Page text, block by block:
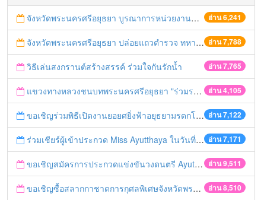
อ่าน 6,241
จังหวัดพระนครศรีอยุธยา บูรณาการหน่วยงานที่เกี่ยวข้อง ลงพื้นที่จัดระเบียบและดำเนินมาตรการตามบทลงโทษสูงสุดกับผู้ประกอบการร้านค้าที่ยังฝ่าฝืนตั้งร้านค้ารุกล้ำเขตพื้นที่ทางหลวง เตรียมความปลอดภัยก่อนเทศกาลสงกรานต์
อ่าน 7,788
จังหวัดพระนครศรีอยุธยา ปล่อยแถวตำรวจ ทหาร ฝ่ายปกครอง กว่า 100 นาย ตรวจเข้มท่ารถสาธารณะ สถานีขนส่งรถโดยสาร วินรถตู้ และสถานีรถไฟ เตรียมรับมือเทศกาลสงกรานต์
อ่าน 7,765
วิธีเล่นสงกรานต์สร้างสรรค์ ร่วมใจกันรักน้ำ
อ่าน 4,105
แขวงทางหลวงชนบทพระนครศรีอยุธยา "ร่วมรณรงค์ ขับช้า เปิดไฟหน้า คาดเข็มขัด" เทศกาลสงกรานต์ ปี 2561
อ่าน 7,122
ขอเชิญร่วมพิธีเปิดงานยอยศยิ่งฟ้าอยุธยามรดกโลก
อ่าน 7,171
ร่วมเชียร์ผู้เข้าประกวด Miss Ayutthaya ในวันที่ 15 ธันวาคม 2560
อ่าน 9,511
ขอเชิญสมัครการประกวดแข่งขันวงดนตรี Ayutthaya battle of the bands
อ่าน 8,510
ขอเชิญซื้อสลากกาชาดการกุศลพิเศษจังหวัดพระนครศรีอยุธยา 2560